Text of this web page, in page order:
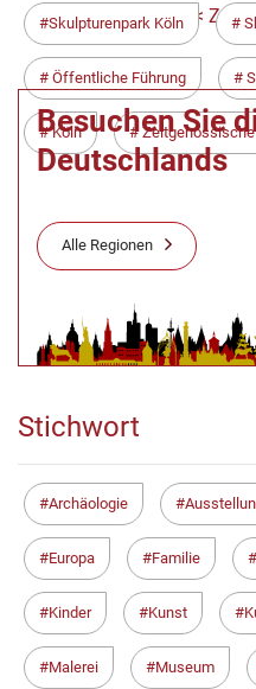
Skulpturenpark Köln
Öffentliche Führung
Köln
<
Besuchen Sie
Deutschlands
Alle Regionen
Stichwort
Archäologie
Europa Familie
Kinder Kunst
Malerei Museum